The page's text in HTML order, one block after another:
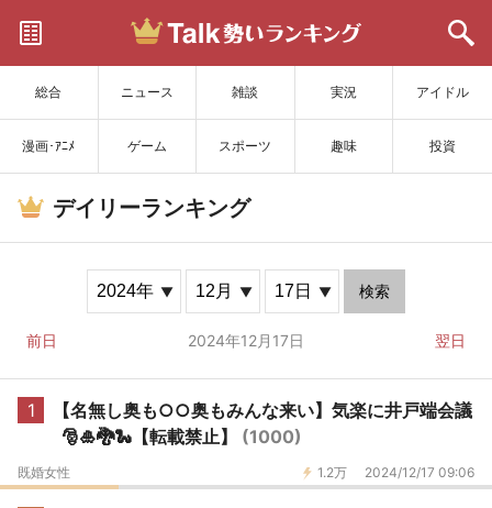
総合 ニュース 雑談 実況 アイドル
漫画･ｱﾆﾒ ゲーム スポーツ 趣味 投資
サイトを更新
デイリーランキング
検索
前日 2024年12月17日 翌日
1
【名無し奥も○○奥もみんな来い】気楽に井戸端会議
🎅🎍🐉🐍【転載禁止】 (1000)
1.2万 2024/12/17 09:06
既婚女性